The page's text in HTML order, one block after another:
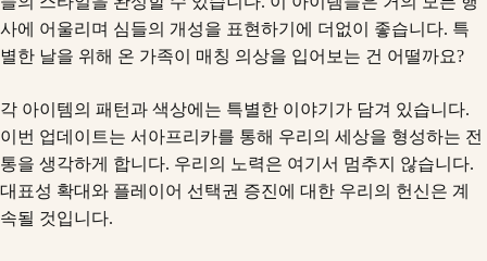
사에 어울리며 심들의 개성을 표현하기에 더없이 좋습니다. 특
별한 날을 위해 온 가족이 매칭 의상을 입어보는 건 어떨까요?
각 아이템의 패턴과 색상에는 특별한 이야기가 담겨 있습니다.
이번 업데이트는 서아프리카를 통해 우리의 세상을 형성하는 전
통을 생각하게 합니다. 우리의 노력은 여기서 멈추지 않습니다.
대표성 확대와 플레이어 선택권 증진에 대한 우리의 헌신은 계
속될 것입니다.